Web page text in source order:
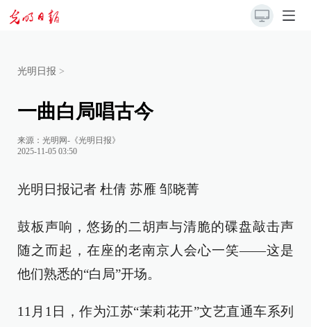
光明日报 >
一曲白局唱古今
来源： 光明网-《光明日报》
2025-11-05 03:50
光明日报记者 杜倩 苏雁 邹晓菁
鼓板声响，悠扬的二胡声与清脆的碟盘敲击声
随之而起，在座的老南京人会心一笑——这是
他们熟悉的“白局”开场。
11月1日，作为江苏“茉莉花开”文艺直通车系列